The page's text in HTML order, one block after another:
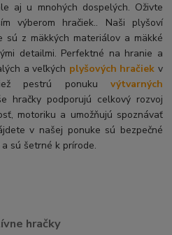
aj u mnohých dospelých. Oživte
výberom hračiek.. Naši plyšoví
sú z mäkkých materiálov a mäkké
detailmi. Perfektné na hranie a
a veľkých plyšových hračiek v
pestrú ponuku výtvarných
hračky podporujú celkový rozvoj
motoriku a umožňujú spoznávať
v našej ponuke sú bezpečné
sú šetrné k prírode.
hračky